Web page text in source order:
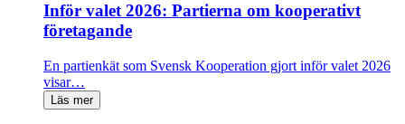
Inför valet 2026: Partierna om kooperativt
företagande
En partienkät som Svensk Kooperation gjort inför valet 2026
visar…
Läs mer